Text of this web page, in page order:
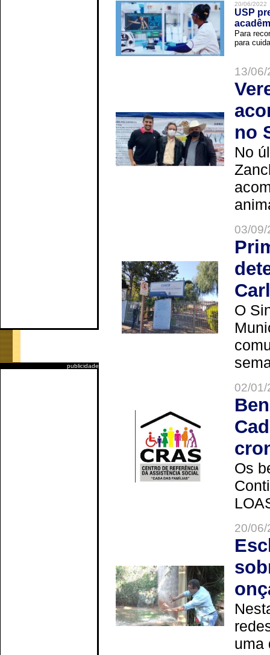
publicidade
20/06/2022
USP
Para
para
13/
no
No
03/
O
02/
Os
20/
uma